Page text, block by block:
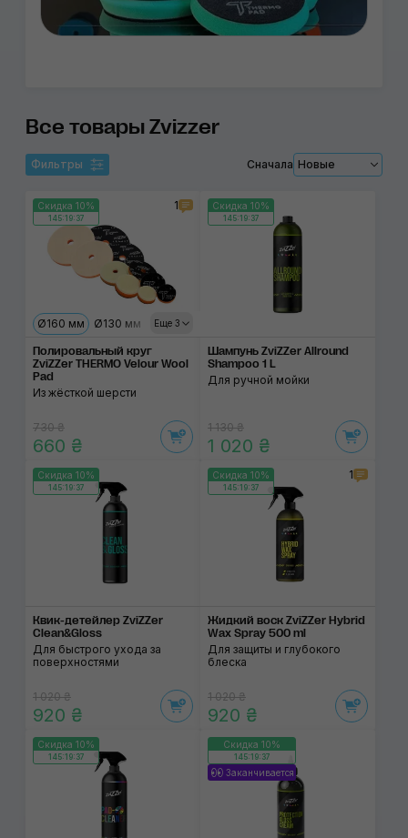
Все товары Zvizzer
Фильтры Сначала Новые
Скидка 10%
145:19:37
1
Еще 3
Ø160 мм Ø130 мм Ø80 мм
Полировальный круг
ZviZZer THERMO Velour Wool
Pad
Из жёсткой шерсти
730 ₴
660 ₴
Скидка 10%
145:19:37
Шампунь ZviZZer Allround
Shampoo 1 L
Для ручной мойки
1 130 ₴
1 020 ₴
Скидка 10%
145:19:37
Квик-детейлер ZviZZer
Clean&Gloss
Для быстрого ухода за
поверхностями
1 020 ₴
920 ₴
Скидка 10%
145:19:37
1
Жидкий воск ZviZZer Hybrid
Wax Spray 500 ml
Для защиты и глубокого
блеска
1 020 ₴
920 ₴
Скидка 10%
145:19:37
Скидка 10%
145:19:37
Заканчивается